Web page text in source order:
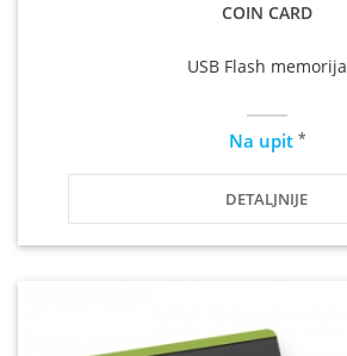
COIN CARD
USB Flash memorija
Na upit *
DETALJNIJE